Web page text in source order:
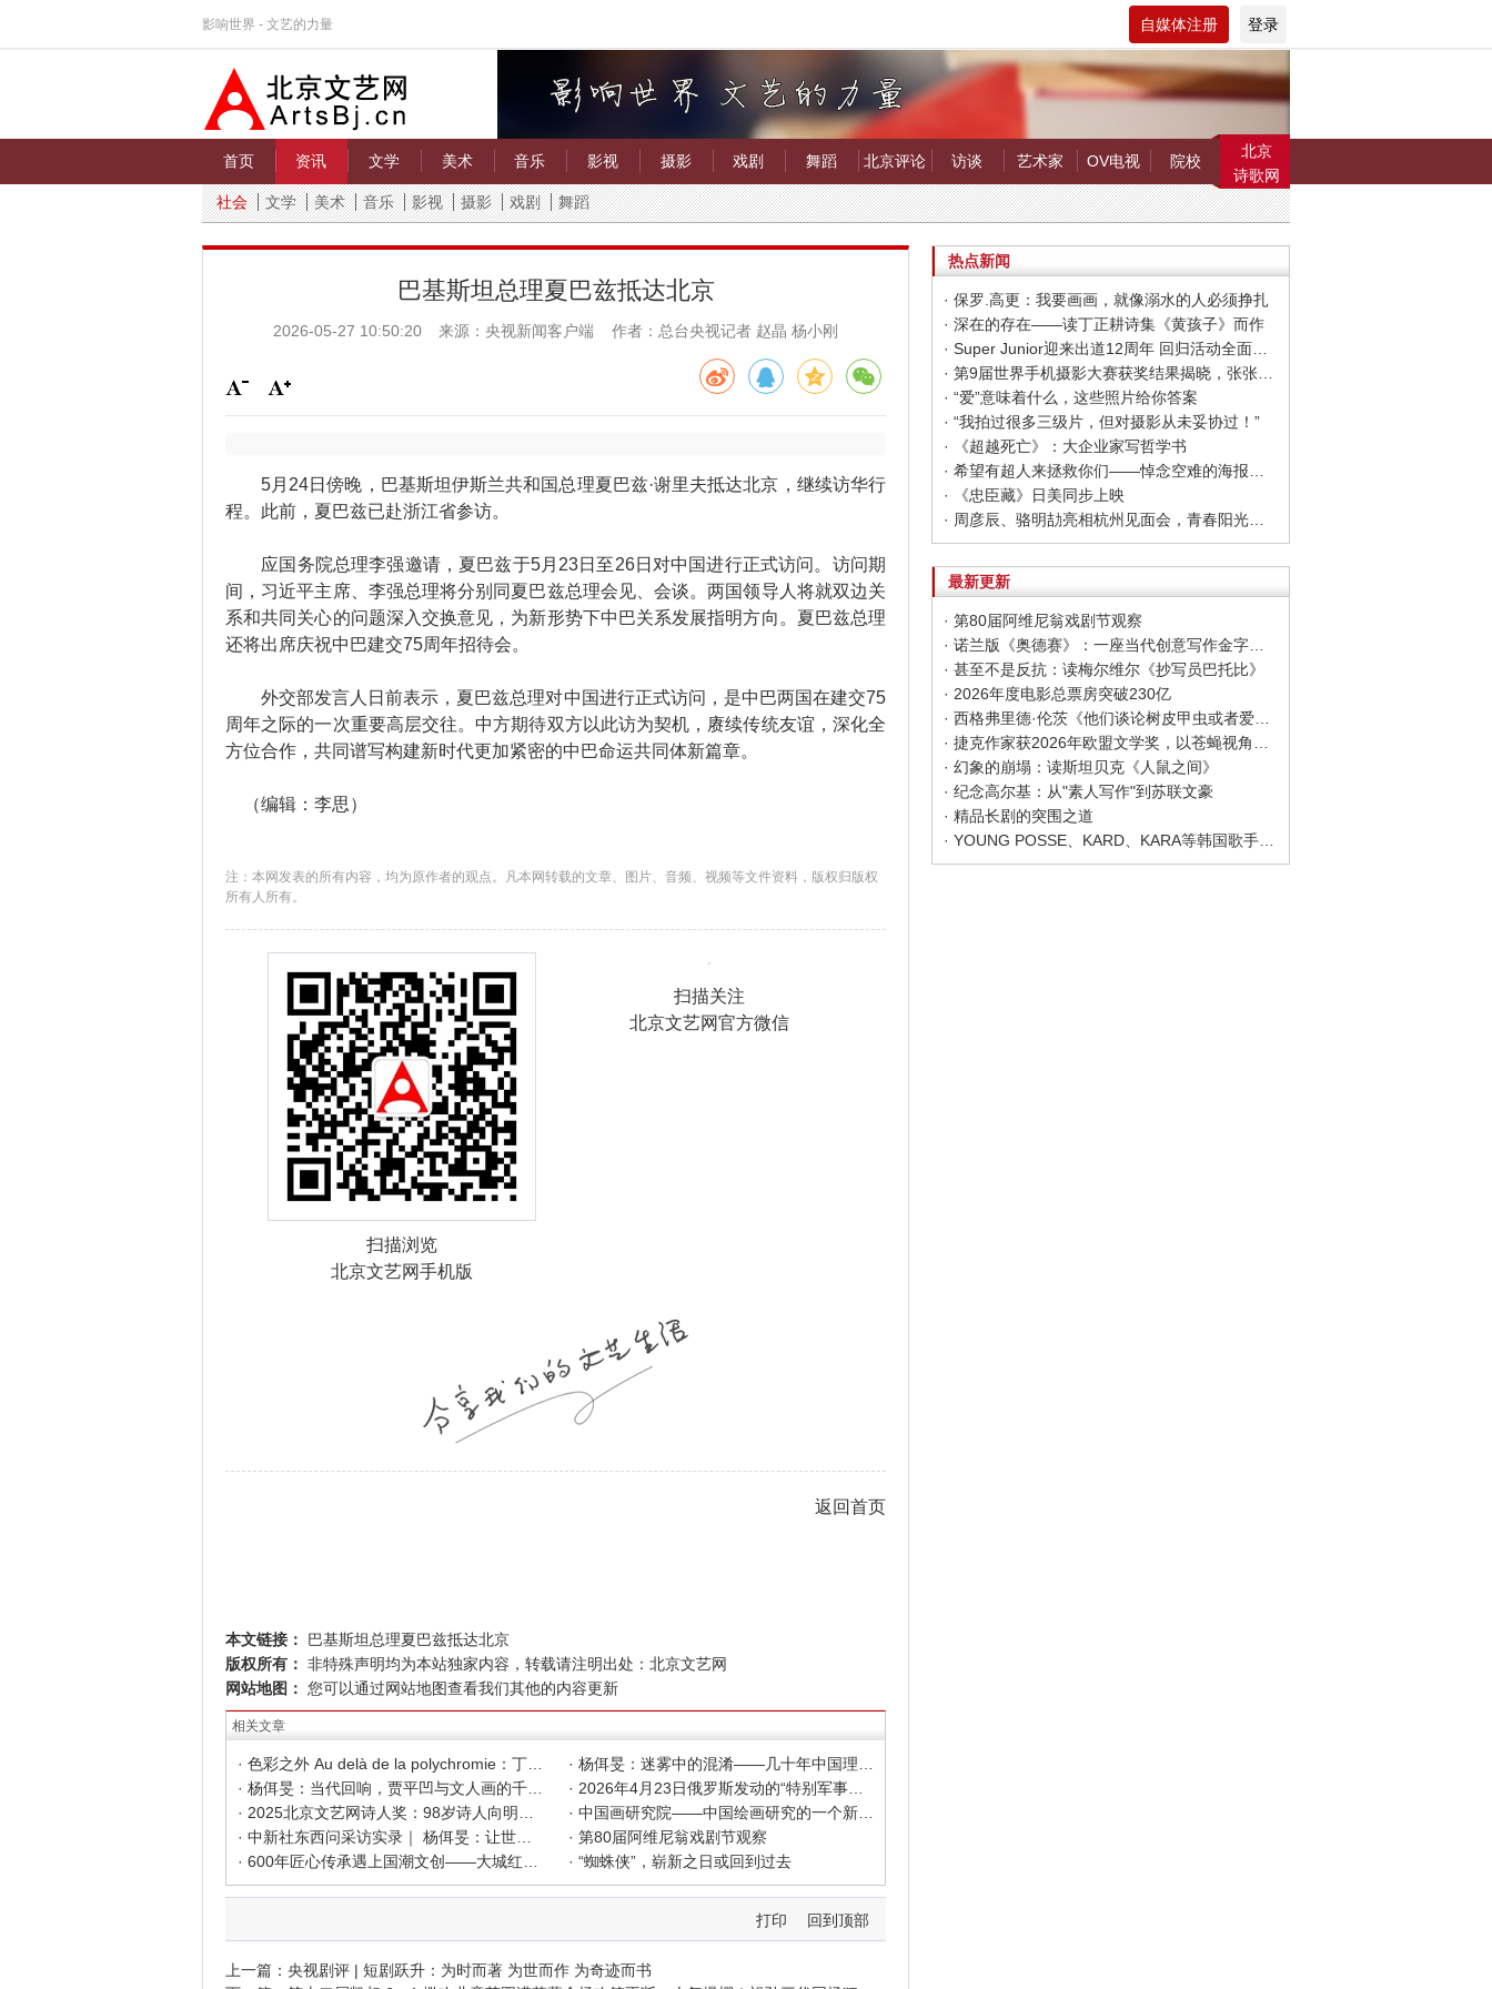
影响世界 - 文艺的力量 自媒体注册 登录
首页 资讯 文学 美术 音乐 影视 摄影 戏剧 舞蹈 北京评论 访谈 艺术家 OV电视 院校
北京
诗歌网
社会
文学 美术 音乐 影视 摄影 戏剧 舞蹈
巴基斯坦总理夏巴兹抵达北京
2026-05-27 10:50:20 来源：央视新闻客户端 作者：总台央视记者 赵晶 杨小刚
5月24日傍晚，巴基斯坦伊斯兰共和国总理夏巴兹·谢里夫抵达北京，继续访华行
程。此前，夏巴兹已赴浙江省参访。
应国务院总理李强邀请，夏巴兹于5月23日至26日对中国进行正式访问。访问期
间，习近平主席、李强总理将分别同夏巴兹总理会见、会谈。两国领导人将就双边关
系和共同关心的问题深入交换意见，为新形势下中巴关系发展指明方向。夏巴兹总理
还将出席庆祝中巴建交75周年招待会。
外交部发言人日前表示，夏巴兹总理对中国进行正式访问，是中巴两国在建交75
周年之际的一次重要高层交往。中方期待双方以此访为契机，赓续传统友谊，深化全
方位合作，共同谱写构建新时代更加紧密的中巴命运共同体新篇章。
（编辑：李思）
注：本网发表的所有内容，均为原作者的观点。凡本网转载的文章、图片、音频、视频等文件资料，版权归版权
所有人所有。
扫描浏览
北京文艺网手机版
扫描关注
北京文艺网官方微信
返回首页
本文链接：
巴基斯坦总理夏巴兹抵达北京
版权所有： 非特殊声明均为本站独家内容，转载请注明出处： 北京文艺网
网站地图： 您可以通过网站地图查看我们其他的内容更新
相关文章
· 2026年4月23日俄罗斯发动的“特别军事行动”已进入第5个年头，俄乌局势最新综述
· 中国画研究院——中国绘画研究的一个新开篇
· 第80届阿维尼翁戏剧节观察
· “蜘蛛侠”，崭新之日或回到过去
打印 回到顶部
上一篇： 央视剧评 | 短剧跃升：为时而著 为世而作 为奇迹而书
热点新闻
· 保罗.高更：我要画画，就像溺水的人必须挣扎
· 深在的存在——读丁正耕诗集《黄孩子》而作
· Super Junior迎来出道12周年 回归活动全面启动
· 第9届世界手机摄影大赛获奖结果揭晓，张张惊艳你的视觉！
· “爱”意味着什么，这些照片给你答案
· “我拍过很多三级片，但对摄影从未妥协过！”
· 《超越死亡》：大企业家写哲学书
· 《忠臣藏》日美同步上映
· 周彦辰、骆明劼亮相杭州见面会，青春阳光活力十足
最新更新
· 第80届阿维尼翁戏剧节观察
· 诺兰版《奥德赛》：一座当代创意写作金字塔的宏伟与平庸
· 甚至不是反抗：读梅尔维尔《抄写员巴托比》
· 2026年度电影总票房突破230亿
· 西格弗里德·伦茨《他们谈论树皮甲虫或者爱情》：请捍卫日常生活，千千万万次
· 幻象的崩塌：读斯坦贝克《人鼠之间》
· 纪念高尔基：从"素人写作"到苏联文豪
· 精品长剧的突围之道
· YOUNG POSSE、KARD、KARA等韩国歌手正版音源全面回归网易云音乐